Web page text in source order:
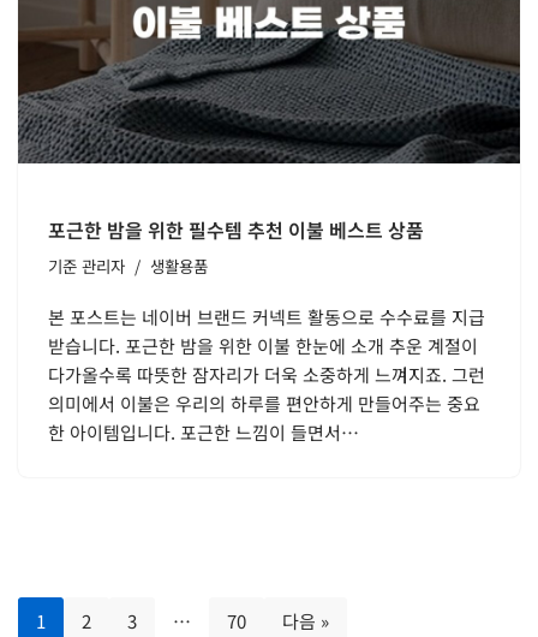
포근한 밤을 위한 필수템 추천 이불 베스트 상품
기준 관리자 생활용품
본 포스트는 네이버 브랜드 커넥트 활동으로 수수료를 지급
받습니다. 포근한 밤을 위한 이불 한눈에 소개 추운 계절이
다가올수록 따뜻한 잠자리가 더욱 소중하게 느껴지죠. 그런
의미에서 이불은 우리의 하루를 편안하게 만들어주는 중요
한 아이템입니다. 포근한 느낌이 들면서…
1 2 3 … 70 다음 »